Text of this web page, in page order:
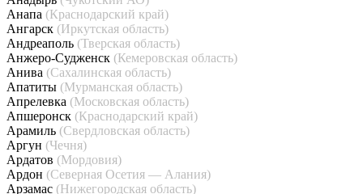
Анапа (Краснодарский край)
Ангарск (Иркутская область)
Андреаполь (Тверская область)
Анжеро-Судженск (Кемеровская область)
Анива (Сахалинская область)
Апатиты (Мурманская область)
Апрелевка (Московская область)
Апшеронск (Краснодарский край)
Арамиль (Свердловская область)
Аргун (Чечня)
Ардатов (Мордовия)
Ардон (Северная Осетия — Алания)
Арзамас (Нижегородская область)